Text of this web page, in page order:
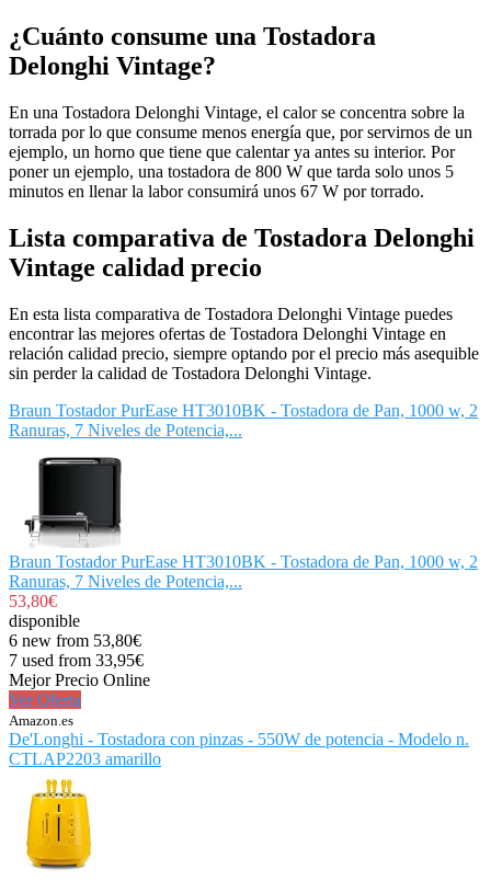
¿Cuánto consume una Tostadora
Delonghi Vintage?
En una Tostadora Delonghi Vintage, el calor se concentra sobre la
torrada por lo que consume menos energía que, por servirnos de un
ejemplo, un horno que tiene que calentar ya antes su interior. Por
poner un ejemplo, una tostadora de 800 W que tarda solo unos 5
minutos en llenar la labor consumirá unos 67 W por torrado.
Lista comparativa de Tostadora Delonghi
Vintage calidad precio
En esta lista comparativa de Tostadora Delonghi Vintage puedes
encontrar las mejores ofertas de Tostadora Delonghi Vintage en
relación calidad precio, siempre optando por el precio más asequible
sin perder la calidad de Tostadora Delonghi Vintage.
Braun Tostador PurEase HT3010BK - Tostadora de Pan, 1000 w, 2
Ranuras, 7 Niveles de Potencia,...
Braun Tostador PurEase HT3010BK - Tostadora de Pan, 1000 w, 2
Ranuras, 7 Niveles de Potencia,...
53,80€
disponible
6 new from 53,80€
7 used from 33,95€
Mejor Precio Online
Ver Oferta
Amazon.es
De'Longhi - Tostadora con pinzas - 550W de potencia - Modelo n.
CTLAP2203 amarillo